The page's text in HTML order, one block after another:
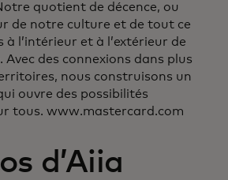
quotient de décence, ou
de notre culture et de tout ce
à l’intérieur et à l’extérieur de
des connexions dans plus
nous construisons un
ouvre des possibilités
tous. www.mastercard.com
d’Aiia